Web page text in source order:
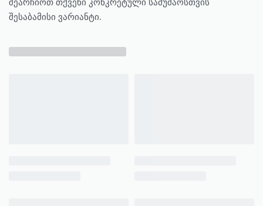
შეარჩიოთ თქვენი კონკრეტული სამუშაოსთვის
შესაბამისი ვარიანტი.